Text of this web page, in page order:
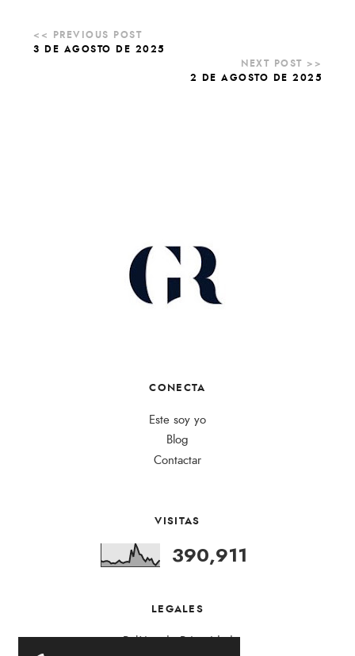
3 DE AGOSTO DE 2025
2 DE AGOSTO DE 2025
CONECTA
Este soy yo
Blog
Contactar
VISITAS
390,911
LEGALES
Política de Privacidad